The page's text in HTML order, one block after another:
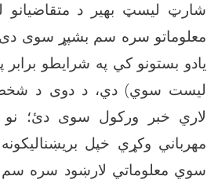
شارټ لیسټ بهیر د متقاضیانو
معلوماتو سره سم بشپړ سوی
یادو بستونو کي په شرایطو
لیست سوي) دي، د دوی د شخصي
لاري خبر ورکول سوی دئ؛
مهرباني وکړي خپل
سوي معلوماتي لارښود سره